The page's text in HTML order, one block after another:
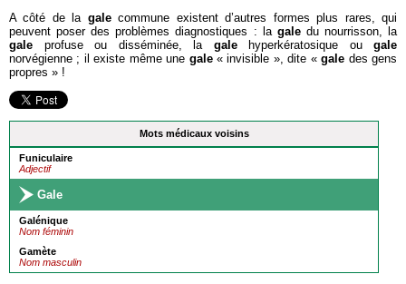
Mots médicaux voisins
Funiculaire
Adjectif
Gale
Galénique
Nom féminin
Gamète
Nom masculin
A côté de la galecommune existent d’autres formes plus rares, qui
peuvent poser des problèmes diagnostiques : la galedu nourrisson, la
gale profuse ou disséminée, la galehyperkératosique ou gale
norvégienne ; il existe même une gale« invisible », dite «gale des gens
propres » !